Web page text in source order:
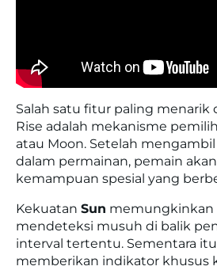
Salah satu fitur paling menarik
Rise adalah mekanisme
atau Moon. Setelah
dalam permainan, pemain
kemampuan spesial yang
Kekuatan Sun memungkinkan
mendeteksi musuh di balik
interval tertentu. Sementara
memberikan indikator khusus